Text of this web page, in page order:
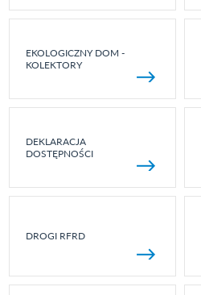
EKOLOGICZNY DOM -
KOLEKTORY
DEKLARACJA
DOSTĘPNOŚCI
DROGI RFRD